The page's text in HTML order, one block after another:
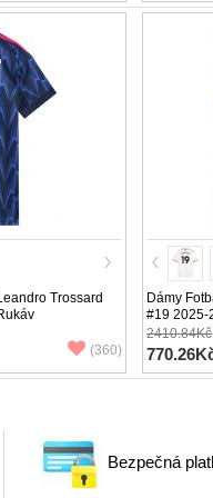
Trossard
(360)
Dámy
#19 2025-
2410.84Kč
Bezpečná